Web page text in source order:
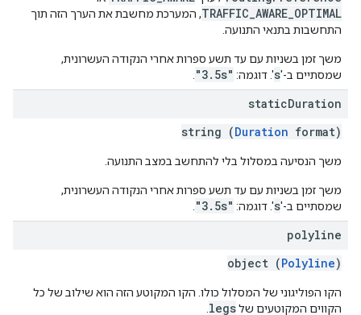
TRAFFIC_AWARE_OPTIMAL, המערכת מחשבת את הערך הזה תוך
התחשבות בתנאי התנועה.
משך זמן בשניות עם עד תשע ספרות אחרי הנקודה העשרונית,
שמסתיים ב-'s'. דוגמה: "3.5s"
staticDuration
string (Duration format)
משך הנסיעה במסלול בלי להתחשב במצב התנועה.
משך זמן בשניות עם עד תשע ספרות אחרי הנקודה העשרונית,
שמסתיים ב-'s'. דוגמה: "3.5s"
polyline
object (Polyline)
הקו הפוליגוני של המסלול כולו. הקו המקוטע הזה הוא שילוב של כל
הקווים המקוטעים שלlegs